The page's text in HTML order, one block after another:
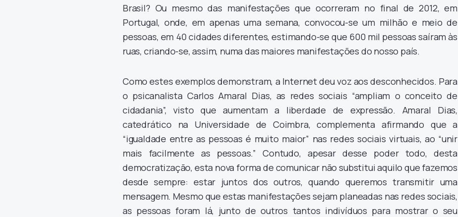
Brasil? Ou mesmo das manifestações que ocorreram no final de 2012, em
Portugal, onde, em apenas uma semana, convocou-se um milhão e meio de
pessoas, em 40 cidades diferentes, estimando-se que 600 mil pessoas saíram às
ruas, criando-se, assim, numa das maiores manifestações do nosso país.
Como estes exemplos demonstram, a Internet deu voz aos desconhecidos. Para
o psicanalista Carlos Amaral Dias, as redes sociais “ampliam o conceito de
cidadania”, visto que aumentam a liberdade de expressão. Amaral Dias,
catedrático na Universidade de Coimbra, complementa afirmando que a
“igualdade entre as pessoas é muito maior” nas redes sociais virtuais, ao “unir
mais facilmente as pessoas.” Contudo, apesar desse poder todo, desta
democratização, esta nova forma de comunicar não substitui aquilo que fazemos
desde sempre: estar juntos dos outros, quando queremos transmitir uma
mensagem. Mesmo que estas manifestações sejam planeadas nas redes sociais,
as pessoas foram lá, junto de outros tantos indivíduos para mostrar o seu